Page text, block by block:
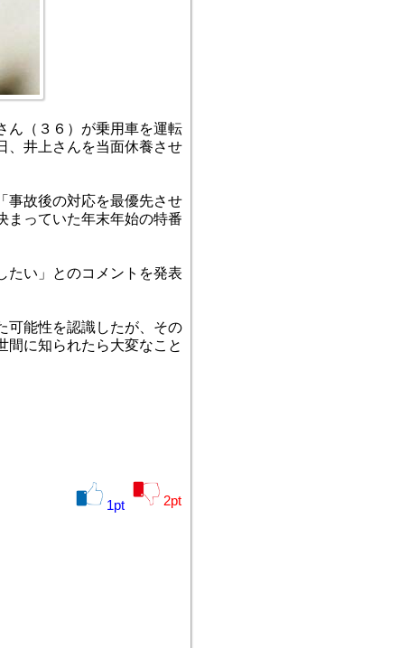
（３６）が乗用車を運転
、井上さんを当面休養させ
事故後の対応を最優先させ
まっていた年末年始の特番
い」とのコメントを発表
可能性を認識したが、その
間に知られたら大変なこと
1pt 2pt